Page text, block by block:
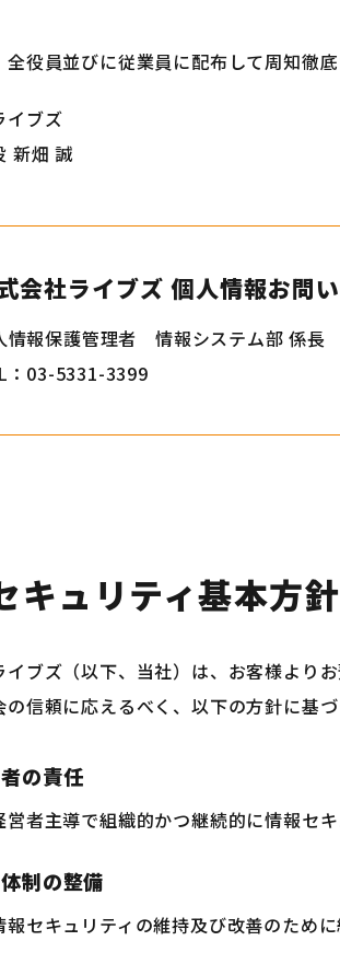
全役員並びに従業員に配布して周知徹
イブズ
新畑 誠
会社ライブズ個人情報お問
情報保護管理者 情報システム部 係長
：03-5331-3399
キュリティ基本方針
イブズ（以下、当社）は、お客様より
の信頼に応えるべく、以下の方針に基
の責任
営者主導で組織的かつ継続的に情報セ
制の整備
報セキュリティの維持及び改善のため